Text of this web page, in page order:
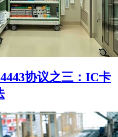
协议之三：IC卡